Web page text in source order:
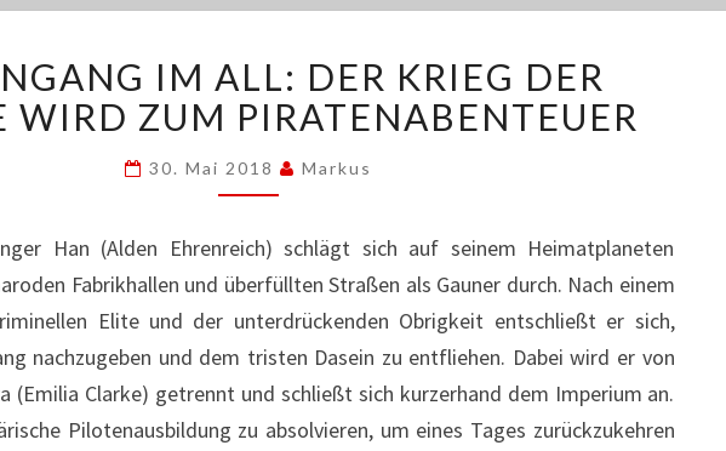
ALL:
DER
KRIEG
DER
WIRD
ZUM
PIRATENABENTEUER
IM ALL: DER KRIEG DER
WIRD ZUM PIRATENABENTEUER
30. Mai 2018 Markus
Han (Alden Ehrenreich) schlägt sich auf seinem Heimatplaneten
Fabrikhallen und überfüllten Straßen als Gauner durch. Nach einem
Elite und der unterdrückenden Obrigkeit entschließt er sich,
nachzugeben und dem tristen Dasein zu entfliehen. Dabei wird er von
(Emilia Clarke) getrennt und schließt sich kurzerhand dem Imperium an.
Pilotenausbildung zu absolvieren, um eines Tages zurückzukehren